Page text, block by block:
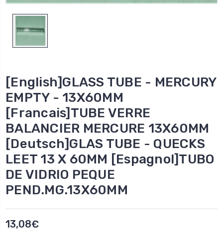
[English]GLASS TUBE - MERCURY
EMPTY - 13X60MM
[Francais]TUBE VERRE
BALANCIER MERCURE 13X60MM
[Deutsch]GLAS TUBE - QUECKS
LEET 13 X 60MM [Espagnol]TUBO
DE VIDRIO PEQUE
PEND.MG.13X60MM
13,08€